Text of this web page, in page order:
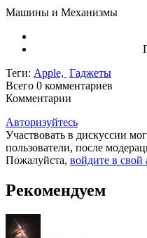
Машины и Механизмы
Теги: Apple, Гаджеты
Всего 0 комментариев
Комментарии
Авторизуйтесь
Участвовать в дискуссии
пользователи, после
Пожалуйста, войдите в свой
Рекомендуем